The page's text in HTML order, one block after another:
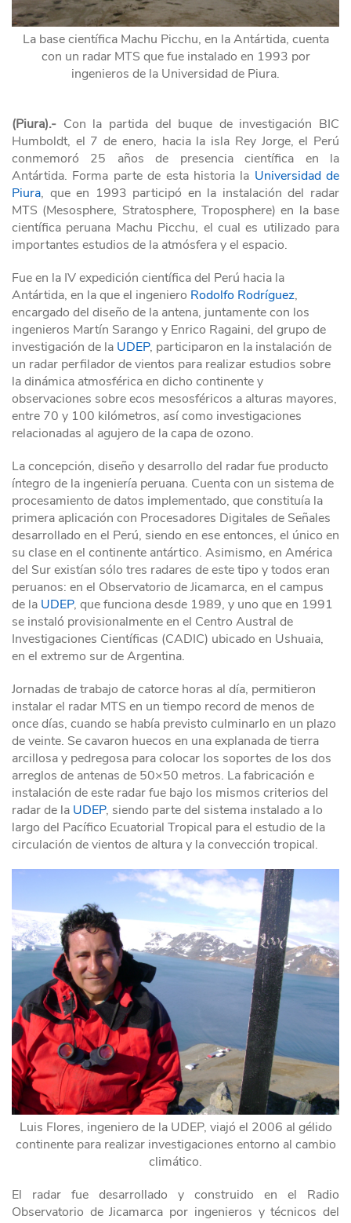
La base científica Machu Picchu, en la Antártida, cuenta
con un radar MTS que fue instalado en 1993 por
ingenieros de la Universidad de Piura.
(Piura).- Con la partida del buque de investigación BIC
Humboldt, el 7 de enero, hacia la isla Rey Jorge, el Perú
conmemoró 25 años de presencia científica en la
Antártida. Forma parte de esta historia la Universidad de
Piura, que en 1993 participó en la instalación del radar
MTS (Mesosphere, Stratosphere, Troposphere) en la base
científica peruana Machu Picchu, el cual es utilizado para
importantes estudios de la atmósfera y el espacio.
Fue en la IV expedición científica del Perú hacia la
Antártida, en la que el ingeniero Rodolfo Rodríguez,
encargado del diseño de la antena, juntamente con los
ingenieros Martín Sarango y Enrico Ragaini, del grupo de
investigación de la UDEP, participaron en la instalación de
un radar perfilador de vientos para realizar estudios sobre
la dinámica atmosférica en dicho continente y
observaciones sobre ecos mesosféricos a alturas mayores,
entre 70 y 100 kilómetros, así como investigaciones
relacionadas al agujero de la capa de ozono.
La concepción, diseño y desarrollo del radar fue producto
íntegro de la ingeniería peruana. Cuenta con un sistema de
procesamiento de datos implementado, que constituía la
primera aplicación con Procesadores Digitales de Señales
desarrollado en el Perú, siendo en ese entonces, el único en
su clase en el continente antártico. Asimismo, en América
del Sur existían sólo tres radares de este tipo y todos eran
peruanos: en el Observatorio de Jicamarca, en el campus
de la UDEP, que funciona desde 1989, y uno que en 1991
se instaló provisionalmente en el Centro Austral de
Investigaciones Científicas (CADIC) ubicado en Ushuaia,
en el extremo sur de Argentina.
Jornadas de trabajo de catorce horas al día, permitieron
instalar el radar MTS en un tiempo record de menos de
once días, cuando se había previsto culminarlo en un plazo
de veinte. Se cavaron huecos en una explanada de tierra
arcillosa y pedregosa para colocar los soportes de los dos
arreglos de antenas de 50×50 metros. La fabricación e
instalación de este radar fue bajo los mismos criterios del
radar de la UDEP, siendo parte del sistema instalado a lo
largo del Pacífico Ecuatorial Tropical para el estudio de la
circulación de vientos de altura y la convección tropical.
Luis Flores, ingeniero de la UDEP, viajó el 2006 al gélido
continente para realizar investigaciones entorno al cambio
climático.
El radar fue desarrollado y construido en el Radio
Observatorio de Jicamarca por ingenieros y técnicos del